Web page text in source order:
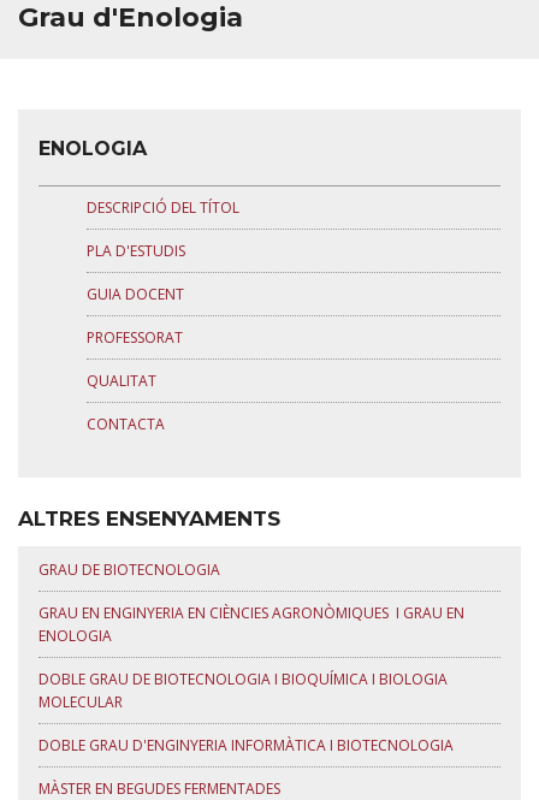
ELS NOSTRES VINS
PARTNERS
Grau d'Enologia
ENOLOGIA
DESCRIPCIÓ DEL TÍTOL
PLA D'ESTUDIS
GUIA DOCENT
PROFESSORAT
QUALITAT
CONTACTA
ALTRES ENSENYAMENTS
GRAU DE BIOTECNOLOGIA
GRAU EN ENGINYERIA EN CIÈNCIES AGRONÒMIQUES I GRAU EN
ENOLOGIA
DOBLE GRAU DE BIOTECNOLOGIA I BIOQUÍMICA I BIOLOGIA
MOLECULAR
DOBLE GRAU D'ENGINYERIA INFORMÀTICA I BIOTECNOLOGIA
MÀSTER EN BEGUDES FERMENTADES